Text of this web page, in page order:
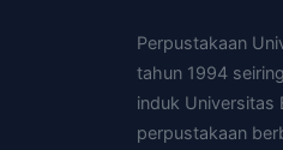
Perpustakaan
tahun 1994
induk Universitas
perpustakaan